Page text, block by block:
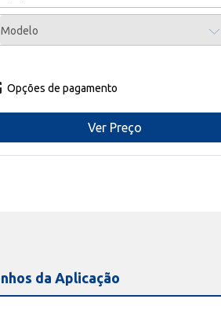
Modelo
Opções de pagamento
Ver Preço
da Aplicação